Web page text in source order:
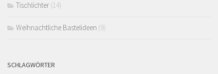
Tischlichter (14)
Weihnachtliche Bastelideen (9)
SCHLAGWÖRTER